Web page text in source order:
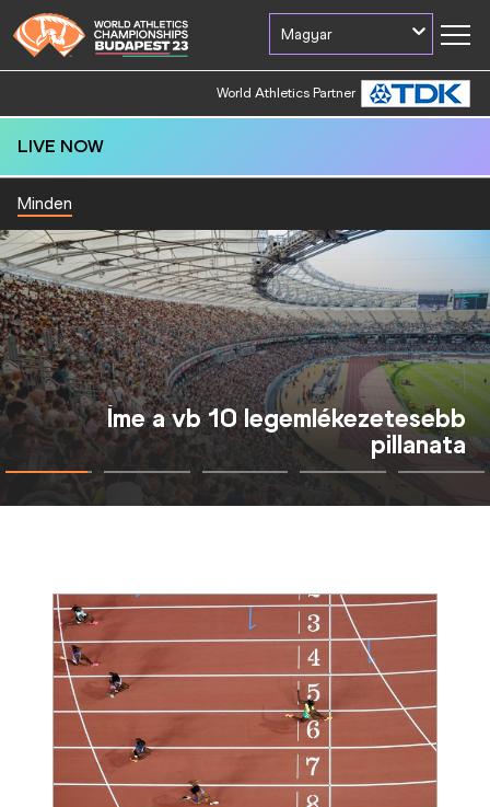
Magyar
World Athletics Partner
LIVE NOW
Minden
Íme a vb 10 legemlékezetesebb
pillanata